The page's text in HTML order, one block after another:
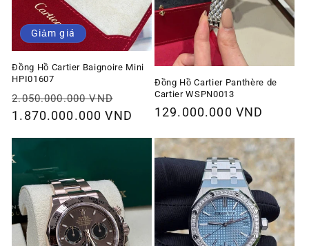
Giảm giá
Đồng Hồ Cartier Baignoire Mini
HPI01607
Giá
thông
2.050.000.000 VND
ưu
1.870.000.000 VND
Đồng Hồ Cartier Panthère de
Cartier WSPN0013
Giá
thường
129.000.000 VND